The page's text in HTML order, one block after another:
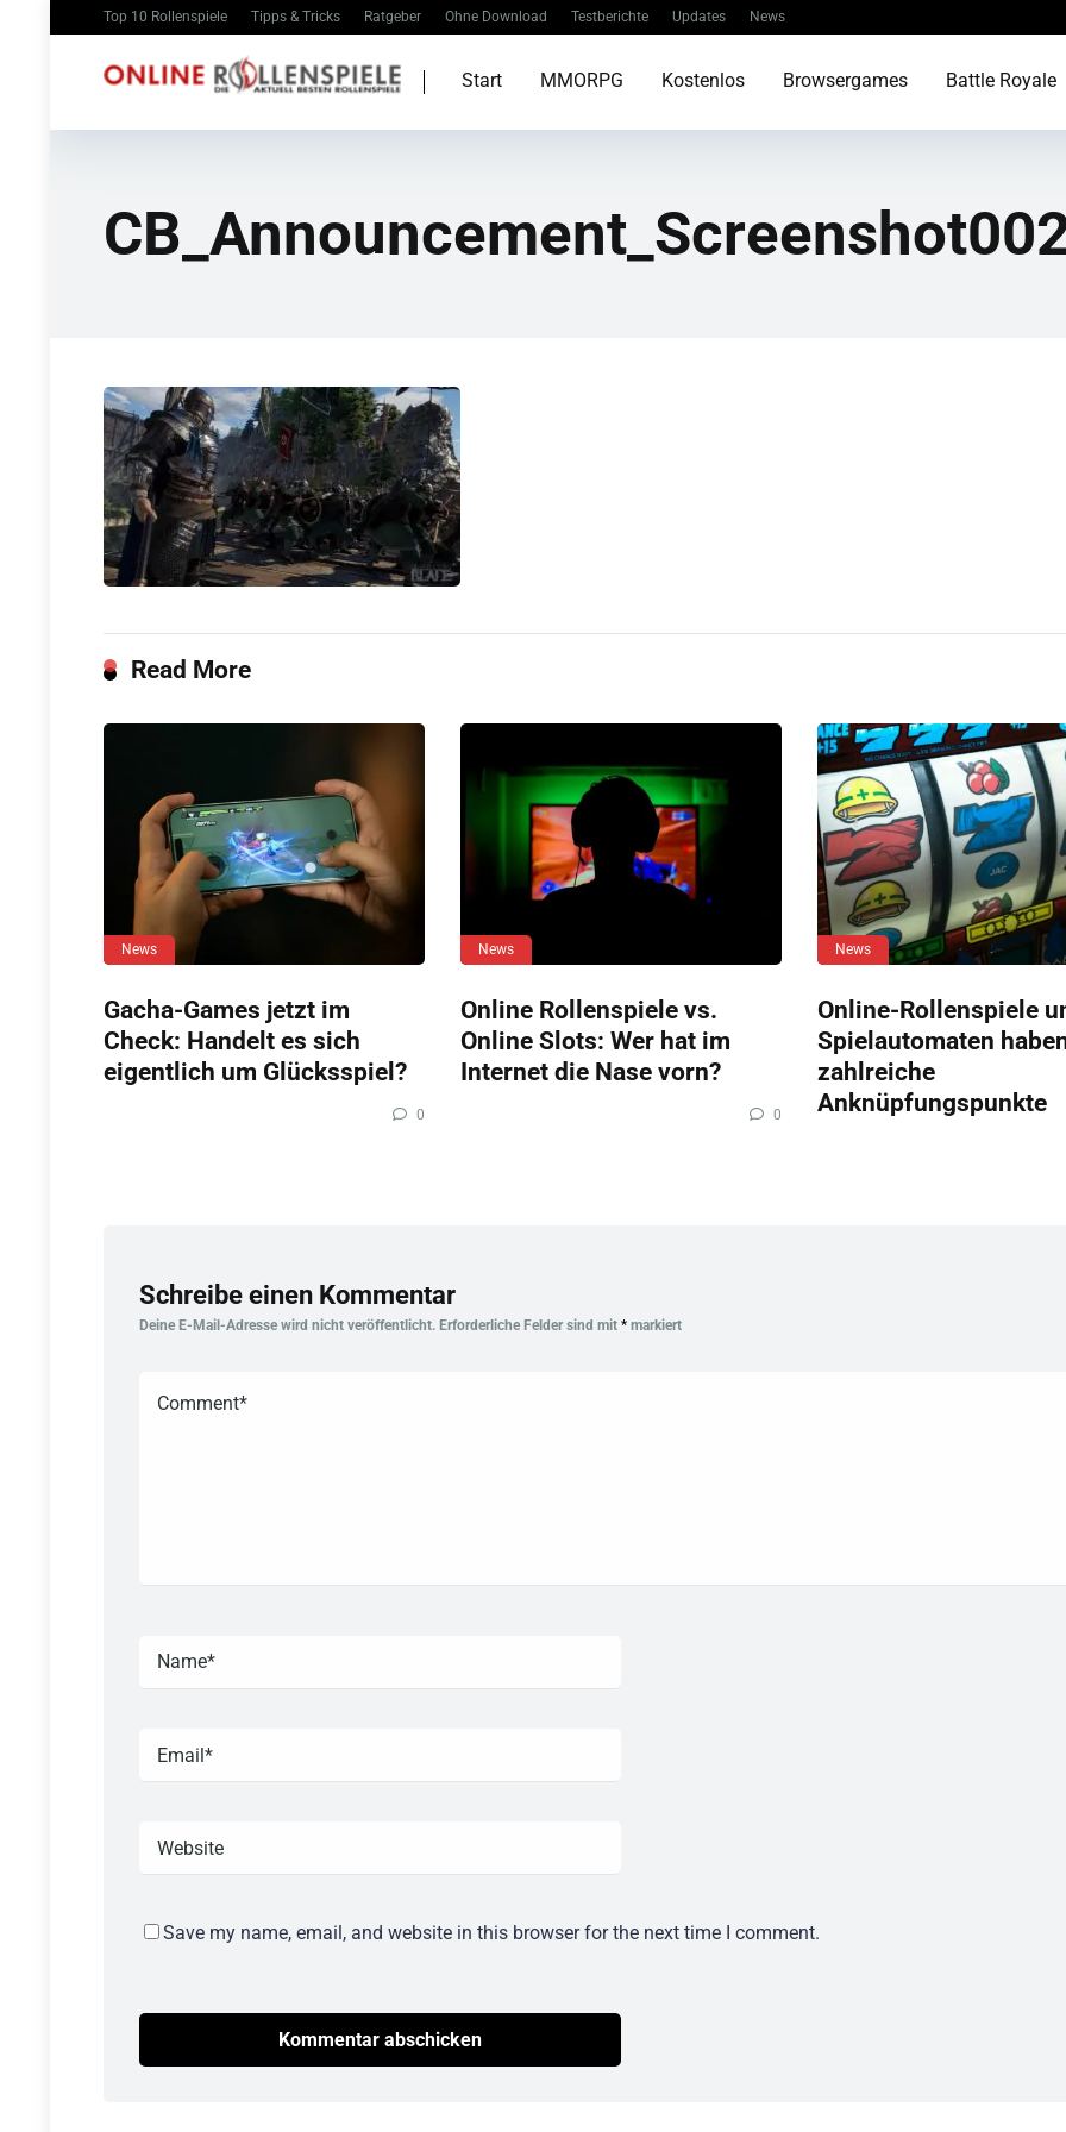
Top 10 Rollenspiele Tipps & Tricks Ratgeber Ohne Download Testberichte Updates News
Start MMORPG Kostenlos Browsergames Battle Royale
Read More
News
Gacha-Games jetzt im
Check: Handelt es sich
eigentlich um Glücksspiel?
0
News
Online Rollenspiele vs.
Online Slots: Wer hat im
Internet die Nase vorn?
0
News
Online-Rollenspiele
Spielautomaten
zahlreiche
Anknüpfungspunkte
Schreibe einen Kommentar
Deine E-Mail-Adresse wird nicht veröffentlicht. Erforderliche Felder sind mit * markiert
Save my name, email, and website in this browser for the next time I comment.